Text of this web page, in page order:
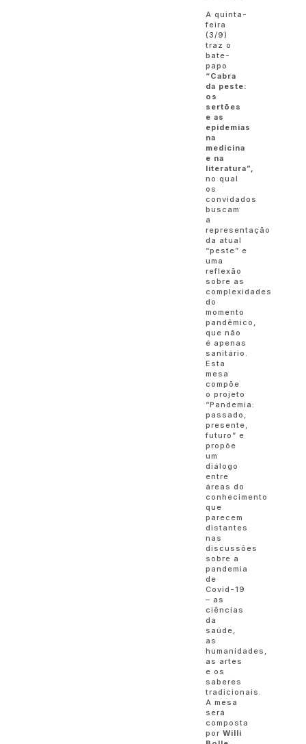
A quinta-
feira
(3/9)
traz o
bate-
papo
“Cabra
da peste:
os
sertões
e as
epidemias
na
medicina
e na
literatura”,
no qual
os
convidados
buscam
a
representação
da atual
“peste” e
uma
reflexão
sobre as
complexidades
do
momento
pandêmico,
que não
é apenas
sanitário.
Esta
mesa
compõe
o projeto
“Pandemia:
passado,
presente,
futuro” e
propõe
um
diálogo
entre
áreas do
conhecimento
que
parecem
distantes
nas
discussões
sobre a
pandemia
de
Covid-19
– as
ciências
da
saúde,
as
humanidades,
as artes
e os
saberes
tradicionais.
A mesa
será
composta
por Willi